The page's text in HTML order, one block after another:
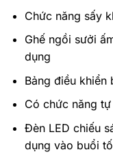
Chức năng sấy
Ghế ngồi sưởi
dụng
Bảng điều khiển
Có chức năng
Đèn LED chiếu
dụng vào buổi